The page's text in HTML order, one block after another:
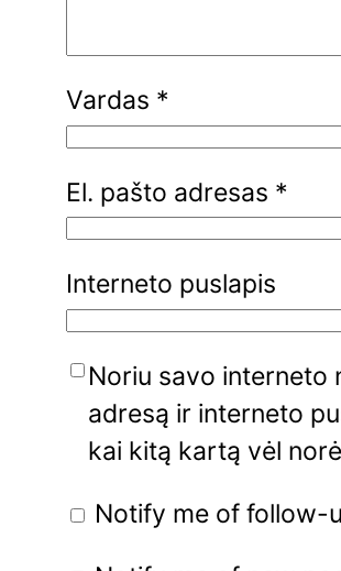
Vardas *
El. pašto adresas *
Interneto puslapis
Noriu savo interneto
adresą ir interneto
kai kitą kartą vėl
Notify me of follow-